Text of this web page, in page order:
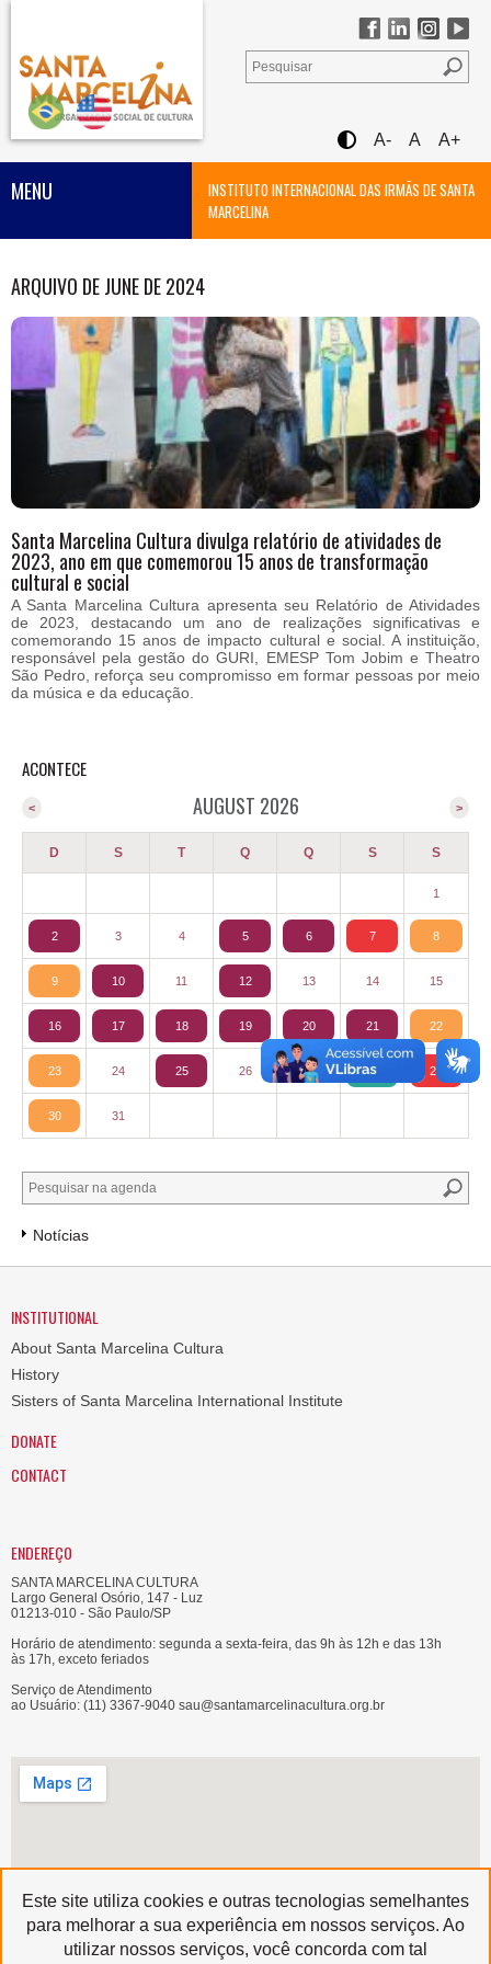
A- A A+
INSTITUTO INTERNACIONAL DAS IRMÃS DE SANTA
MARCELINA
MENU
ARQUIVO DE JUNE DE 2024
Santa Marcelina Cultura divulga relatório de atividades de
2023, ano em que comemorou 15 anos de transformação
cultural e social
A Santa Marcelina Cultura apresenta seu Relatório de Atividades
de 2023, destacando um ano de realizações significativas e
comemorando 15 anos de impacto cultural e social. A instituição,
responsável pela gestão do GURI, EMESP Tom Jobim e Theatro
São Pedro, reforça seu compromisso em formar pessoas por meio
da música e da educação.
ACONTECE
AUGUST 2026 >
<
D S T Q Q S S
1
2 3 4 5 6 7 8
9 10 11 12 13 14 15
16 17 18 19 20 21 22
23 24 25 26 27 28 29
30 31
Notícias
INSTITUTIONAL
About Santa Marcelina Cultura
History
Sisters of Santa Marcelina International Institute
DONATE
CONTACT
ENDEREÇO
SANTA MARCELINA CULTURA
Largo General Osório, 147 - Luz
01213-010 - São Paulo/SP
Horário de atendimento: segunda a sexta-feira, das 9h às 12h e das 13h
às 17h, exceto feriados
Serviço de Atendimento
ao Usuário: (11) 3367-9040 sau@santamarcelinacultura.org.br
Produzido por
Este site utiliza cookies e outras tecnologias semelhantes
para melhorar a sua experiência em nossos serviços. Ao
utilizar nossos serviços, você concorda com tal